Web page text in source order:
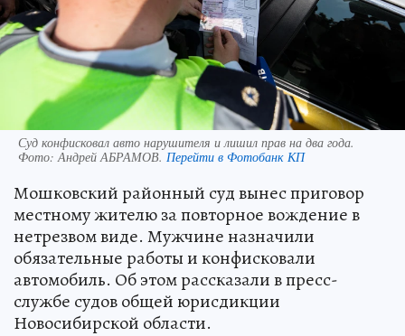
Суд конфисковал авто нарушителя и лишил прав на два года.
Фото: Андрей АБРАМОВ. Перейти в Фотобанк КП
Мошковский районный суд вынес приговор
местному жителю за повторное вождение в
нетрезвом виде. Мужчине назначили
обязательные работы и конфисковали
автомобиль. Об этом рассказали в пресс-
службе судов общей юрисдикции
Новосибирской области.